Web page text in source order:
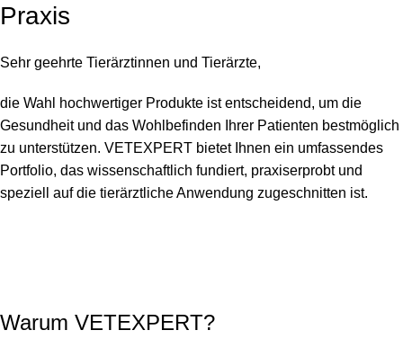
Praxis
Sehr geehrte Tierärztinnen und Tierärzte,
die Wahl hochwertiger Produkte ist entscheidend, um die
Gesundheit und das Wohlbefinden Ihrer Patienten bestmöglich
zu unterstützen. VETEXPERT bietet Ihnen ein umfassendes
Portfolio, das wissenschaftlich fundiert, praxiserprobt und
speziell auf die tierärztliche Anwendung zugeschnitten ist.
Warum VETEXPERT?